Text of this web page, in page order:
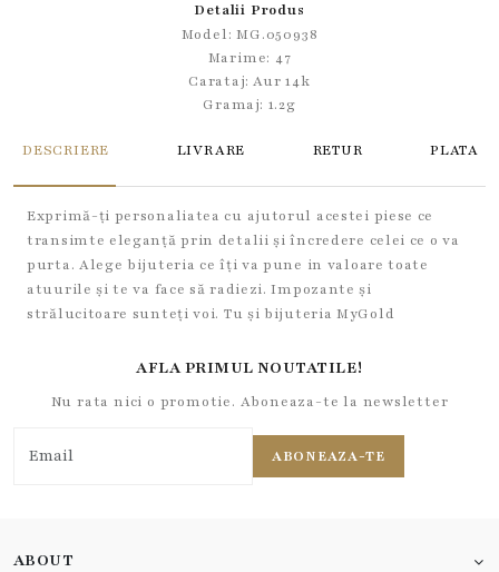
Detalii Produs
Model: MG.050938
Marime: 47
Carataj: Aur 14k
Gramaj: 1.2g
DESCRIERE LIVRARE RETUR PLATA
Exprimă-ți personaliatea cu ajutorul acestei piese ce
transimte eleganță prin detalii și încredere celei ce o va
purta. Alege bijuteria ce îți va pune in valoare toate
atuurile și te va face să radiezi. Impozante și
strălucitoare sunteți voi. Tu și bijuteria MyGold
AFLA PRIMUL NOUTATILE!
Nu rata nici o promotie. Aboneaza-te la newsletter
ABONEAZA-TE
ABOUT